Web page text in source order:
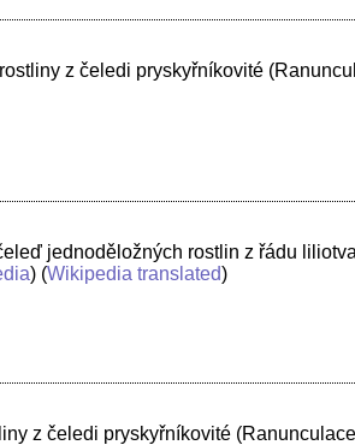
z čeledi pryskyřníkovité
jednoděložných rostlin z řádu
) (Wikipedia translated)
z čeledi pryskyřníkovité